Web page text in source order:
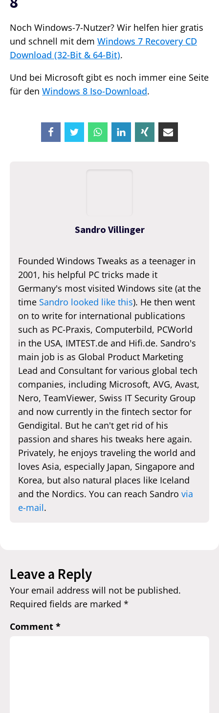
Noch Windows-7-Nutzer? Wir helfen hier gratis
und schnell mit dem Windows 7 Recovery CD
Download (32-Bit & 64-Bit).
Und bei Microsoft gibt es noch immer eine Seite
für den Windows 8 Iso-Download.
Sandro Villinger
Founded Windows Tweaks as a teenager in
2001, his helpful PC tricks made it
Germany's most visited Windows site (at the
time Sandro looked like this). He then went
on to write for international publications
such as PC-Praxis, Computerbild, PCWorld
in the USA, IMTEST.de and Hifi.de. Sandro's
main job is as Global Product Marketing
Lead and Consultant for various global tech
companies, including Microsoft, AVG, Avast,
Nero, TeamViewer, Swiss IT Security Group
and now currently in the fintech sector for
Gendigital. But he can't get rid of his
passion and shares his tweaks here again.
Privately, he enjoys traveling the world and
loves Asia, especially Japan, Singapore and
Korea, but also natural places like Iceland
and the Nordics. You can reach Sandro via
e-mail.
Leave a Reply
Your email address will not be published.
Required fields are marked *
Comment *